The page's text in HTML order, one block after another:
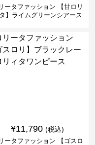
ータファッション 【甘ロリ
】ライムグリーンシアース
¥11,790 (税込)
ータファッション 【ゴスロ